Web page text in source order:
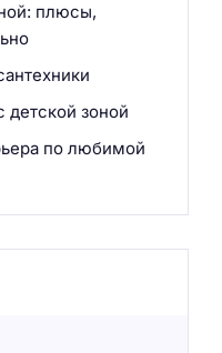
плюсы,
детской зоной
по любимой